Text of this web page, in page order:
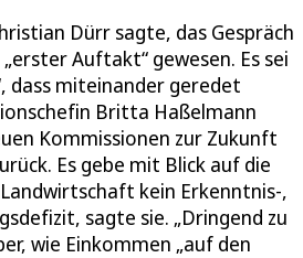
Dürr sagte, das Gespräch
Auftakt“ gewesen. Es sei
dass miteinander geredet
Britta Haßelmann
Kommissionen zur Zukunft
Es gebe mit Blick auf die
kein Erkenntnis-,
sagte sie. „Dringend zu
wie Einkommen „auf den